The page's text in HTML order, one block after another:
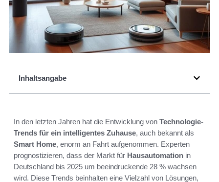
Inhaltsangabe
In den letzten Jahren hat die Entwicklung von Technologie-
Trends für ein intelligentes Zuhause, auch bekannt als
Smart Home, enorm an Fahrt aufgenommen. Experten
prognostizieren, dass der Markt für Hausautomation in
Deutschland bis 2025 um beeindruckende 28 % wachsen
wird. Diese Trends beinhalten eine Vielzahl von Lösungen,